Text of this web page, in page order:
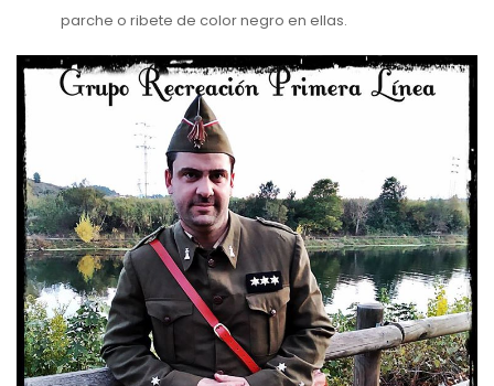
parche o ribete de color negro en ellas.